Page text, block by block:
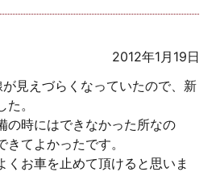
2012年1月19日
見えづらくなっていたので、新
。
の時にはできなかった所なの
てよかったです。
くお車を止めて頂けると思いま